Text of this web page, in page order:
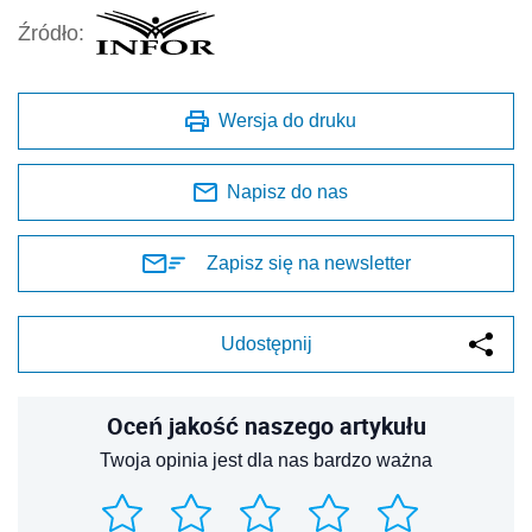
Źródło:
Wersja do druku
Napisz do nas
Zapisz się na newsletter
Udostępnij
Oceń jakość naszego artykułu
Twoja opinia jest dla nas bardzo ważna